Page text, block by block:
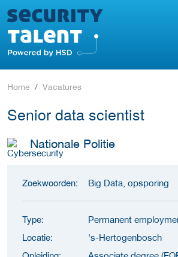
Home Vacatures
Senior data scientist
Nationale Politie
Zoekwoorden: Big Data, opsporing
Type: Permanent
Locatie: 's-Hertogenbosch